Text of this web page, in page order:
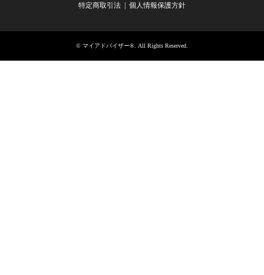
特定商取引法 個人情報保護方針
© マイアドバイザー® . All Rights Reserved.